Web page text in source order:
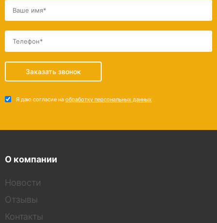
Заказать звонок
Я даю согласие на обработку персональных данных
О компании
Новости
Отзывы
Контакты